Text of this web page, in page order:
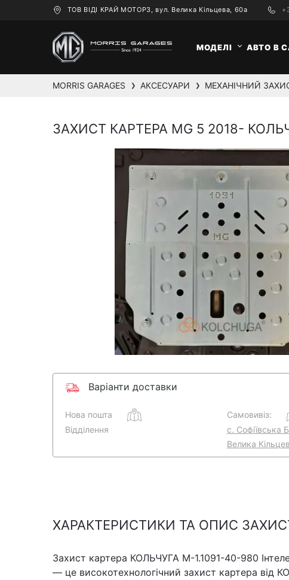
ТОВ ВІДІ КРАЙ МОТОРЗ, вул. Велика Кільцева, 60а
МОДЕЛІ АВТО В
MORRIS GARAGES ❯ АКСЕСУАРИ ❯ МЕХАНІЧНИЙ
ЗАХИСТ КАРТЕРА MG 5 2018-
Варіанти доставки
Нова пошта
Самовивіз:
Відділення
с. Софіївська
Велика
ХАРАКТЕРИСТИКИ ТА ОПИС
Захист картера КОЛЬЧУГА M-1.1091-40-980
— це високотехнологічний захист картера від